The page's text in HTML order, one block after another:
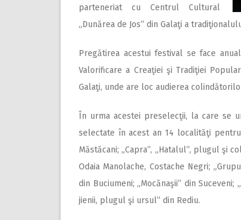
parteneriat cu Centrul Cultural
„Dunărea de Jos” din Galaţi a
Pregătirea acestui festival se face
Valorificare a Creaţiei şi Tradiţiei
Galaţi, unde are loc audierea
În urma acestei preselecţii, la care se
selectate în acest an 14 localităţi
Măstăcani; „Capra”, „Hatalul”, plugul şi
Odaia Manolache, Costache Negri;
din Buciumeni; „Mocănaşii” din
jienii, plugul şi ursul” din Rediu.